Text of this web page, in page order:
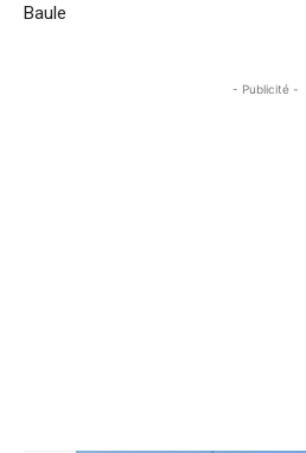
Baule
- Publicité -